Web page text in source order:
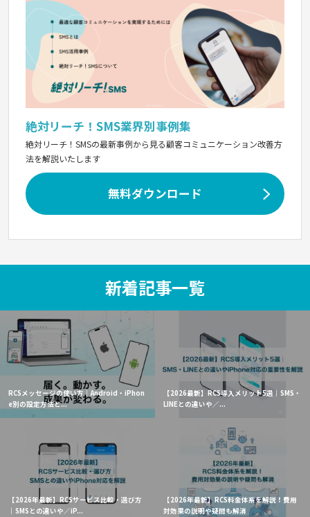
絶対リーチ！SMS業界別事例集
絶対リーチ！SMSの最新事例から見る顧客コミュニケーション改善方
法を解説いたします
無料ダウンロード
新着記事一覧
RCSメッセージの使い方｜Android・iPhon
e別の設定方法と...
【2026最新】RCS導入メリット5選｜SMS・
LINEとの違いや／...
【2026年最新】RCSサービス比較・選び方
｜SMSとの違いや／iP...
【2026年最新】RCS料金体系を解説！費用
対効果の説明や疑問も解消